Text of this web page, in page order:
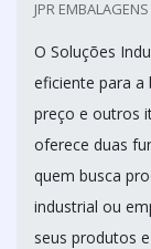
JPR
O Soluções
eficiente para a
preço e outros
oferece duas
quem busca
industrial ou
seus produtos